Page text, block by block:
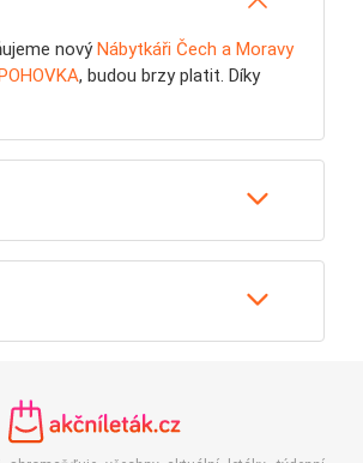
novýNábytkáři Čech a Moravy
, budou brzy platit. Díky